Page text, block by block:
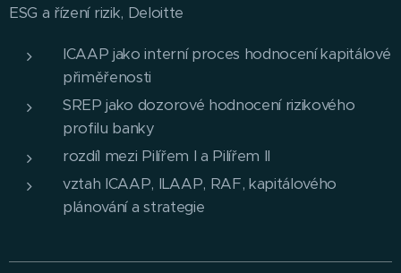
ESG a řízení rizik, Deloitte
ICAAP jako interní proces hodnocení kapitálové
přiměřenosti
SREP jako dozorové hodnocení rizikového
profilu banky
rozdíl mezi Pilířem I a Pilířem II
vztah ICAAP, ILAAP, RAF, kapitálového
plánování a strategie